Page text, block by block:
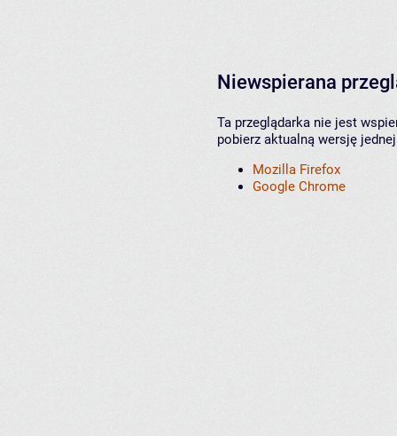
Niewspierana
Ta przeglądarka nie jest
pobierz aktualną wersję
Mozilla Firefox
Google Chrome